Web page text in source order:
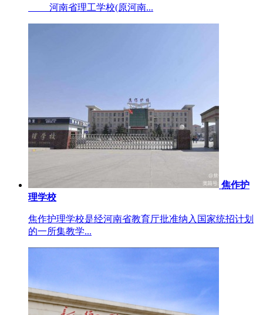
河南省理工学校(原河南...
焦作护
理学校
焦作护理学校是经河南省教育厅批准纳入国家统招计划
的一所集教学...